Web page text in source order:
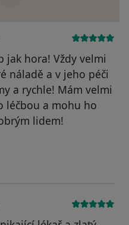
jak hora! Vždy velmi
náladě a v jeho péči
a rychle! Mám velmi
léčbou a mohu ho
lidem!
Váš účet byl odstraněn